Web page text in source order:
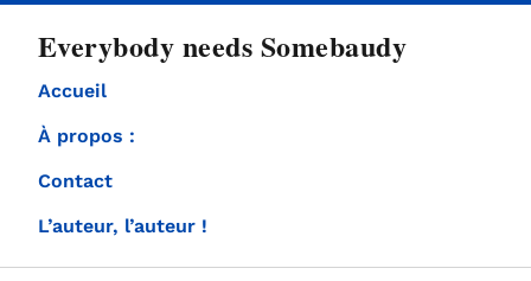
Everybody needs Somebaudy
Accueil
À propos :
Contact
L’auteur, l’auteur !